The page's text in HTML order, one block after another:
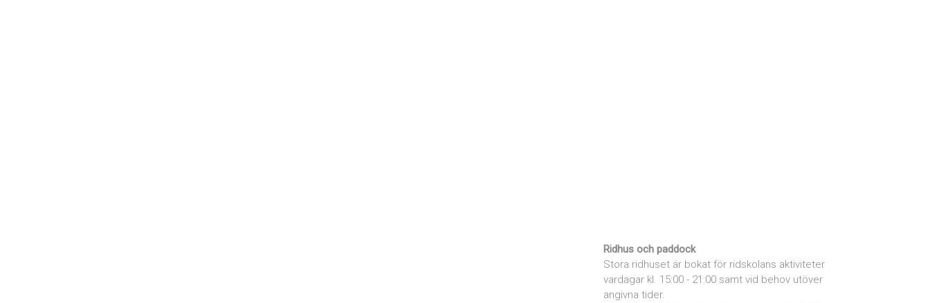
Ridhus och paddock
Stora ridhuset är bokat för ridskolans aktiviteter
vardagar kl. 15:00 - 21:00 samt vid behov utöver
angivna tider.